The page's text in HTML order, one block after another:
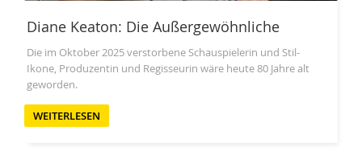
Diane Keaton: Die Außergewöhnliche
Die im Oktober 2025 verstorbene Schauspielerin und Stil-
Ikone, Produzentin und Regisseurin wäre heute 80 Jahre alt
geworden.
WEITERLESEN